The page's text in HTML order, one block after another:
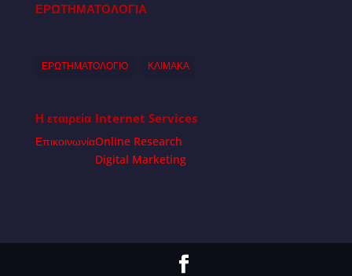
ΕΡΩΤΗΜΑΤΟΛΟΓΙΑ
ΕΡΩΤΗΜΑΤΟΛΟΓΙΟ ΚΛΙΜΑΚΑ
Η εταιρεία
Επικοινωνία
Internet Services
Online Research
Digital Marketing